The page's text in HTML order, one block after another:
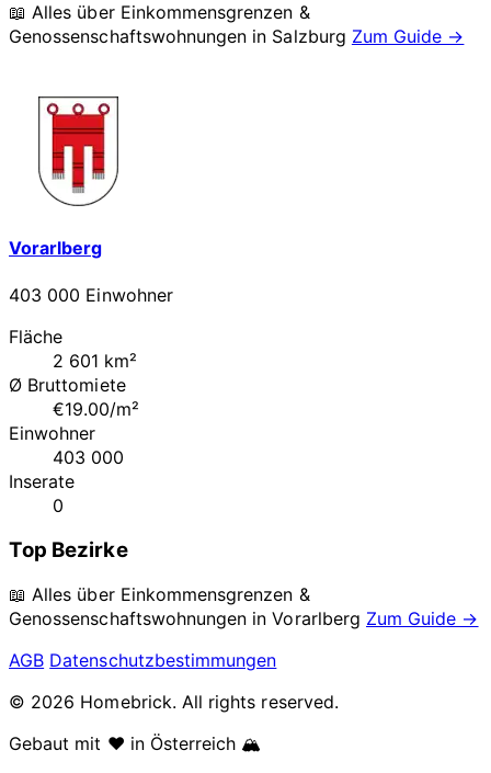
📖 Alles über Einkommensgrenzen &
Genossenschaftswohnungen in Salzburg Zum Guide →
Vorarlberg
403 000 Einwohner
Fläche
2 601 km²
Ø Bruttomiete
€19.00/m²
Einwohner
403 000
Inserate
0
Top Bezirke
📖 Alles über Einkommensgrenzen &
Genossenschaftswohnungen inVorarlberg Zum Guide →
AGB Datenschutzbestimmungen
© 2026 Homebrick. All rights reserved.
Gebaut mit ❤️ in Österreich 🏔️